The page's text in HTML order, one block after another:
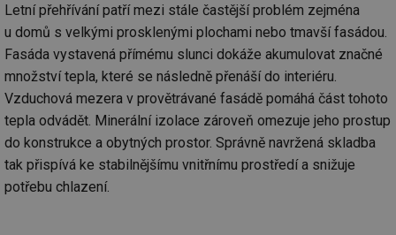
Letní přehřívání patří mezi stále častější problém zejména
u domů s velkými prosklenými plochami nebo tmavší fasádou.
Fasáda vystavená přímému slunci dokáže akumulovat značné
množství tepla, které se následně přenáší do interiéru.
Vzduchová mezera v provětrávané fasádě pomáhá část tohoto
tepla odvádět. Minerální izolace zároveň omezuje jeho prostup
do konstrukce a obytných prostor. Správně navržená skladba
tak přispívá ke stabilnějšímu vnitřnímu prostředí a snižuje
potřebu chlazení.